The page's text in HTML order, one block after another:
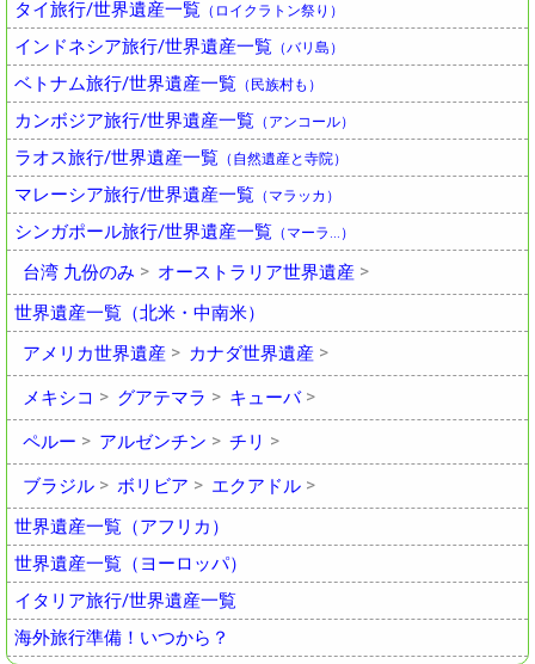
タイ旅行/世界遺産一覧 （ロイクラトン祭り）
インドネシア旅行/世界遺産一覧 （バリ島）
ベトナム旅行/世界遺産一覧 （民族村も）
カンボジア旅行/世界遺産一覧 （アンコール）
ラオス旅行/世界遺産一覧 （自然遺産と寺院）
マレーシア旅行/世界遺産一覧 （マラッカ）
シンガポール旅行/世界遺産一覧 （マーラ…）
台湾 九份のみ
オーストラリア世界遺産
世界遺産一覧（北米・中南米）
アメリカ世界遺産
カナダ世界遺産
メキシコ グアテマラ キューバ
ペルー アルゼンチン チリ
ブラジル ボリビア
エクアドル
世界遺産一覧（アフリカ）
世界遺産一覧（ヨーロッパ）
イタリア旅行/世界遺産一覧
海外旅行準備！いつから？